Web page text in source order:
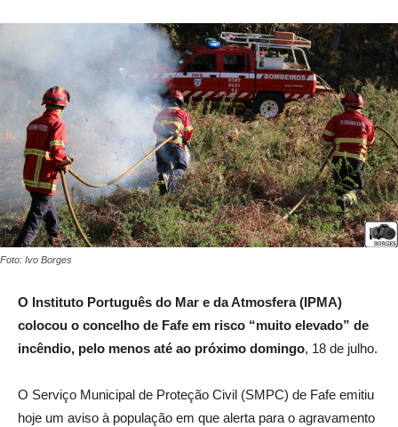
Foto: Ivo Borges
O Instituto Português do Mar e da Atmosfera (IPMA)
colocou o concelho de Fafe em risco “muito elevado” de
incêndio, pelo menos até ao próximo domingo, 18 de julho.
O Serviço Municipal de Proteção Civil (SMPC) de Fafe emitiu
hoje um aviso à população em que alerta para o agravamento